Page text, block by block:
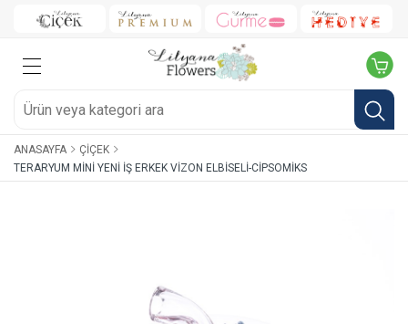
ANASAYFA
ÇIÇEK
TERARYUM MINI YENI İŞ ERKEK VIZON ELBISELI-CIPSOMIKS